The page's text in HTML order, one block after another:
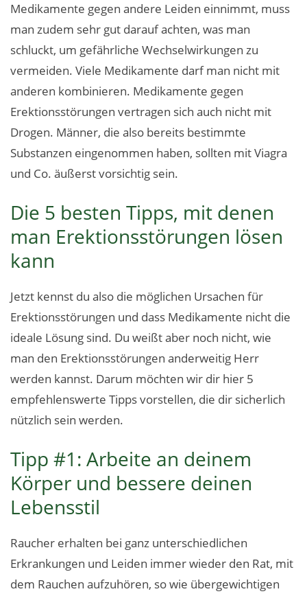
Medikamente gegen andere Leiden einnimmt, muss
man zudem sehr gut darauf achten, was man
schluckt, um gefährliche Wechselwirkungen zu
vermeiden. Viele Medikamente darf man nicht mit
anderen kombinieren. Medikamente gegen
Erektionsstörungen vertragen sich auch nicht mit
Drogen. Männer, die also bereits bestimmte
Substanzen eingenommen haben, sollten mit Viagra
und Co. äußerst vorsichtig sein.
Die 5 besten Tipps, mit denen
man Erektionsstörungen lösen
kann
Jetzt kennst du also die möglichen Ursachen für
Erektionsstörungen und dass Medikamente nicht die
ideale Lösung sind. Du weißt aber noch nicht, wie
man den Erektionsstörungen anderweitig Herr
werden kannst. Darum möchten wir dir hier 5
empfehlenswerte Tipps vorstellen, die dir sicherlich
nützlich sein werden.
Tipp #1: Arbeite an deinem
Körper und bessere deinen
Lebensstil
Raucher erhalten bei ganz unterschiedlichen
Erkrankungen und Leiden immer wieder den Rat, mit
dem Rauchen aufzuhören, so wie übergewichtigen